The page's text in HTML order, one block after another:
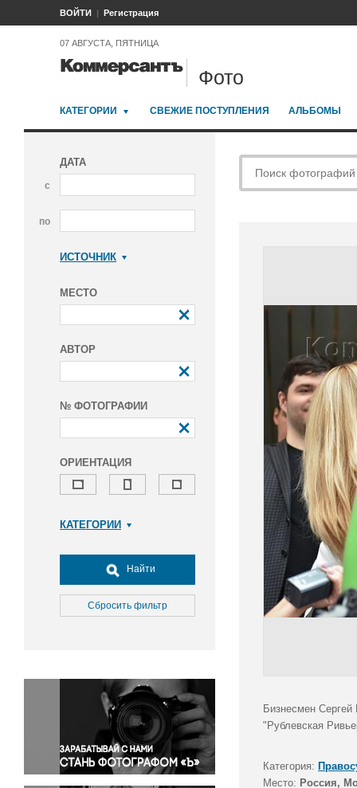
ВОЙТИ Регистрация
07 АВГУСТА, ПЯТНИЦА
Фото
КАТЕГОРИИ СВЕЖИЕ ПОСТУПЛЕНИЯ АЛЬБОМЫ
ДАТА
с
по
ИСТОЧНИК
МЕСТО
АВТОР
№ ФОТОГРАФИИ
ОРИЕНТАЦИЯ
КАТЕГОРИИ
Досуг, туризм и отдых
Культура
Медицина
Окружающая среда
Политика
Правосудие
Происшествия и конфликты
Религия
Светская жизнь
Найти
Сбросить фильтр
Бизнесмен
"Рублевская
Категория:
Место: Россия,